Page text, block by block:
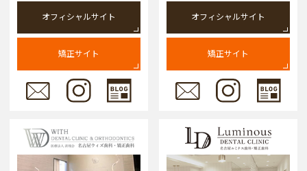
オフィシャルサイト
矯正サイト
オフィシャルサイト
矯正サイト